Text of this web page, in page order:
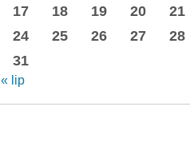
17
18 19 20 21
24
25 26 27 28
31
« lip